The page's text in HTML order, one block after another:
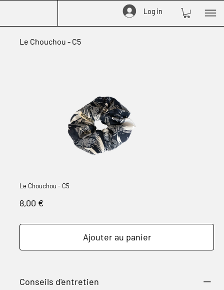
Log in
Le Chouchou - C5
Le Chouchou - C5
8,00 €
Ajouter au panier
Conseils d'entretien